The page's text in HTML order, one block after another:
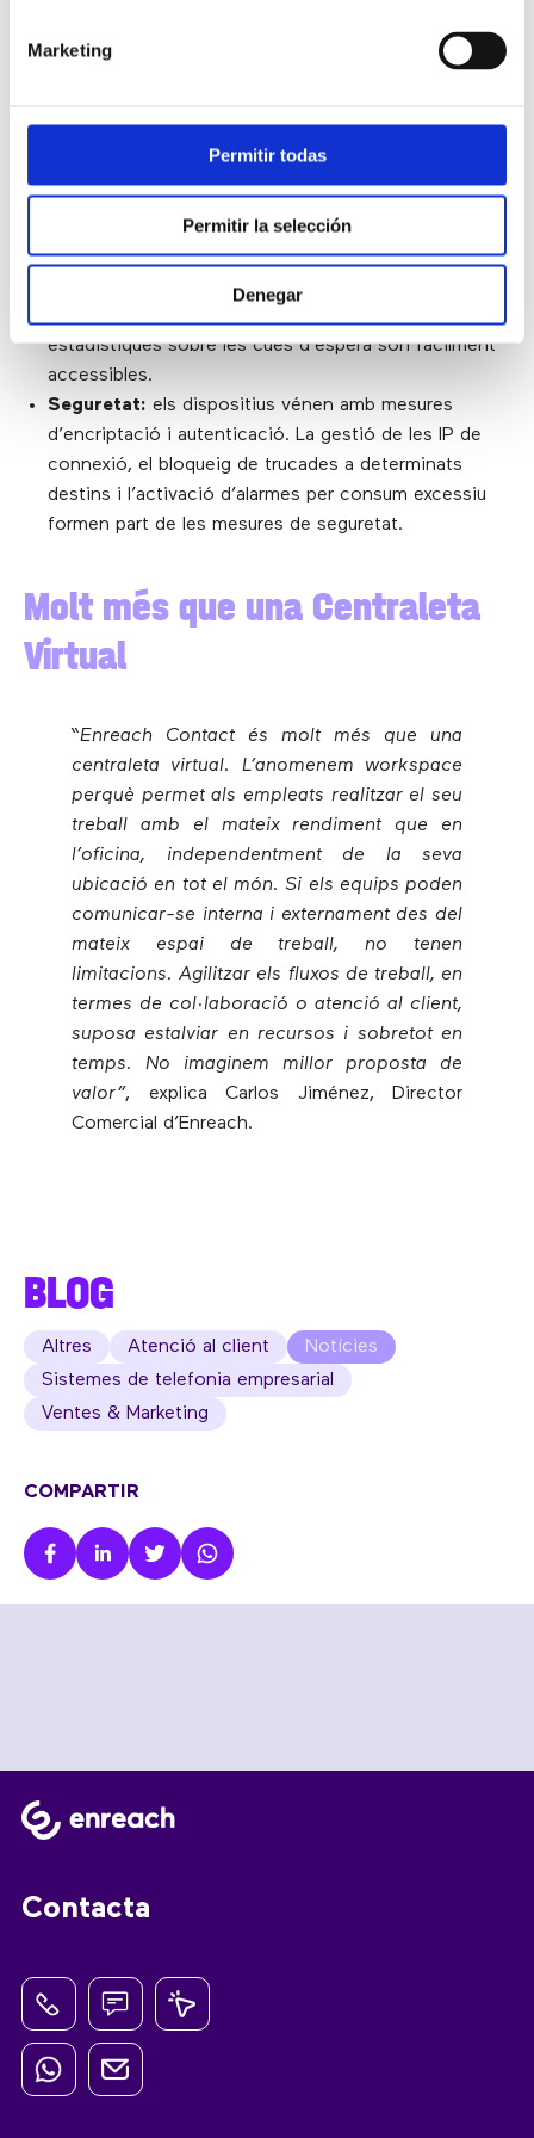
Marketing
Permitir todas
Permitir la selección
Denegar
Integracions:
Informes i analítiques:per superar els resultats de
l’any anterior i millorar el rendiment dels equips,
Enreach Contact permet exportar registres detallats
de trucades (CDRs) i altres dades rellevants per a la
estadístiques sobre les cues d’espera són fàcilment
accessibles.
Seguretat: els dispositius vénen amb mesures
d’encriptació i autenticació. La gestió de les IP de
connexió, el bloqueig de trucades a determinats
destins i l’activació d’alarmes per consum excessiu
formen part de les mesures de seguretat.
Molt més que una Centraleta
Virtual
“Enreach Contact és molt més que una
centraleta virtual. L’anomenem workspace
perquè permet als empleats realitzar el seu
treball amb el mateix rendiment que en
l’oficina, independentment de la seva
ubicació en tot el món. Si els equips poden
comunicar-se interna i externament des del
mateix espai de treball, no tenen
limitacions. Agilitzar els fluxos de treball, en
termes de col·laboració o atenció al client,
suposa estalviar en recursos i sobretot en
temps. No imaginem millor proposta de
valor”, explica Carlos Jiménez, Director
Comercial d’Enreach.
BLOG
Altres Atenció al client
Notícies
Sistemes de telefonia empresarial
Ventes & Marketing
COMPARTIR
Contacta